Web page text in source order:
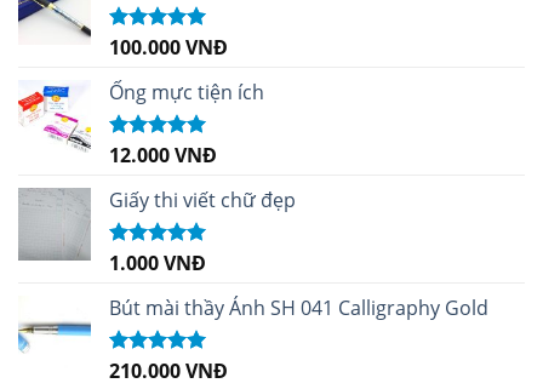
Được xếp
sao
100.000VNĐ
Ống mực tiện ích
Được xếp
sao
12.000VNĐ
Giấy thi viết chữ đẹp
Được xếp
sao
1.000VNĐ
Bút mài thầy Ánh SH 041 Calligraphy Gold
Được xếp
210.000VNĐ